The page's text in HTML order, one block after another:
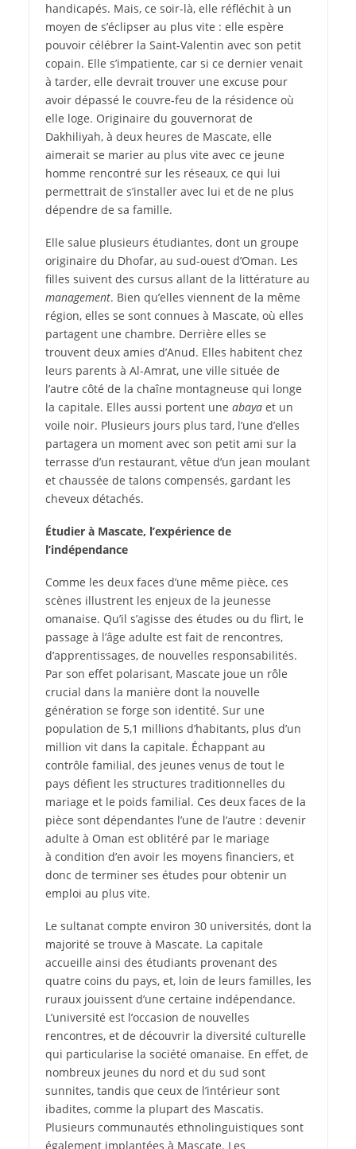
handicapés. Mais, ce soir-là, elle réfléchit à un
moyen de s’éclipser au plus vite : elle espère
pouvoir célébrer la Saint-Valentin avec son petit
copain. Elle s’impatiente, car si ce dernier venait
à tarder, elle devrait trouver une excuse pour
avoir dépassé le couvre-feu de la résidence où
elle loge. Originaire du gouvernorat de
Dakhiliyah, à deux heures de Mascate, elle
aimerait se marier au plus vite avec ce jeune
homme rencontré sur les réseaux, ce qui lui
permettrait de s’installer avec lui et de ne plus
dépendre de sa famille.
Elle salue plusieurs étudiantes, dont un groupe
originaire du Dhofar, au sud-ouest d’Oman. Les
filles suivent des cursus allant de la littérature au
management. Bien qu’elles viennent de la même
région, elles se sont connues à Mascate, où elles
partagent une chambre. Derrière elles se
trouvent deux amies d’Anud. Elles habitent chez
leurs parents à Al-Amrat, une ville située de
l’autre côté de la chaîne montagneuse qui longe
la capitale. Elles aussi portent une abayaet un
voile noir. Plusieurs jours plus tard, l’une d’elles
partagera un moment avec son petit ami sur la
terrasse d’un restaurant, vêtue d’un jean moulant
et chaussée de talons compensés, gardant les
cheveux détachés.
Étudier à Mascate, l’expérience de
l’indépendance
Comme les deux faces d’une même pièce, ces
scènes illustrent les enjeux de la jeunesse
omanaise. Qu’il s’agisse des études ou du flirt, le
passage à l’âge adulte est fait de rencontres,
d’apprentissages, de nouvelles responsabilités.
Par son effet polarisant, Mascate joue un rôle
crucial dans la manière dont la nouvelle
génération se forge son identité. Sur une
population de 5,1 millions d’habitants, plus d’un
million vit dans la capitale. Échappant au
contrôle familial, des jeunes venus de tout le
pays défient les structures traditionnelles du
mariage et le poids familial. Ces deux faces de la
pièce sont dépendantes l’une de l’autre : devenir
adulte à Oman est oblitéré par le mariage
à condition d’en avoir les moyens financiers, et
donc de terminer ses études pour obtenir un
emploi au plus vite.
Le sultanat compte environ 30 universités, dont la
majorité se trouve à Mascate. La capitale
accueille ainsi des étudiants provenant des
quatre coins du pays, et, loin de leurs familles, les
ruraux jouissent d’une certaine indépendance.
L’université est l’occasion de nouvelles
rencontres, et de découvrir la diversité culturelle
qui particularise la société omanaise. En effet, de
nombreux jeunes du nord et du sud sont
sunnites, tandis que ceux de l’intérieur sont
ibadites, comme la plupart des Mascatis.
Plusieurs communautés ethnolinguistiques sont
également implantées à Mascate. Les